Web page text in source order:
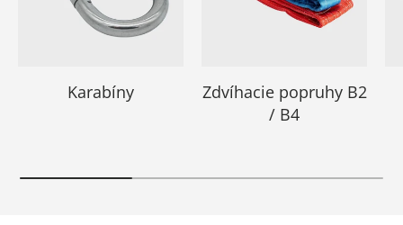
Karabíny
Zdvíhacie popruhy B2
/ B4